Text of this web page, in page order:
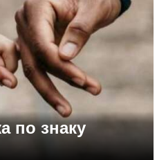
по знаку